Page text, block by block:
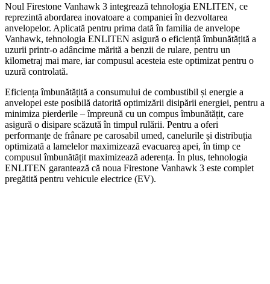
Noul Firestone Vanhawk 3 integrează tehnologia ENLITEN, ce
reprezintă abordarea inovatoare a companiei în dezvoltarea
anvelopelor. Aplicată pentru prima dată în familia de anvelope
Vanhawk, tehnologia ENLITEN asigură o eficiență îmbunătățită a
uzurii printr-o adâncime mărită a benzii de rulare, pentru un
kilometraj mai mare, iar compusul acesteia este optimizat pentru o
uzură controlată.
Eficiența îmbunătățită a consumului de combustibil și energie a
anvelopei este posibilă datorită optimizării disipării energiei, pentru a
minimiza pierderile – împreună cu un compus îmbunătățit, care
asigură o disipare scăzută în timpul rulării. Pentru a oferi
performanțe de frânare pe carosabil umed, canelurile și distribuția
optimizată a lamelelor maximizează evacuarea apei, în timp ce
compusul îmbunătățit maximizează aderența. În plus, tehnologia
ENLITEN garantează că noua Firestone Vanhawk 3 este complet
pregătită pentru vehicule electrice (EV).